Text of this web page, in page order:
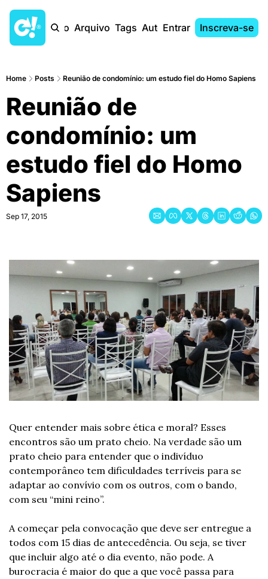
Início Arquivo Tags AutoresEntrar Inscreva-se
Home Posts Reunião de condomínio: um estudo fiel do Homo Sapiens
Reunião de
condomínio: um
estudo fiel do Homo
Sapiens
Sep 17, 2015
Quer entender mais sobre ética e moral? Esses
encontros são um prato cheio. Na verdade são um
prato cheio para entender que o indivíduo
contemporâneo tem dificuldades terríveis para se
adaptar ao convívio com os outros, com o bando,
com seu “mini reino”.
A começar pela convocação que deve ser entregue a
todos com 15 dias de antecedência. Ou seja, se tiver
que incluir algo até o dia evento, não pode. A
burocracia é maior do que a que você passa para